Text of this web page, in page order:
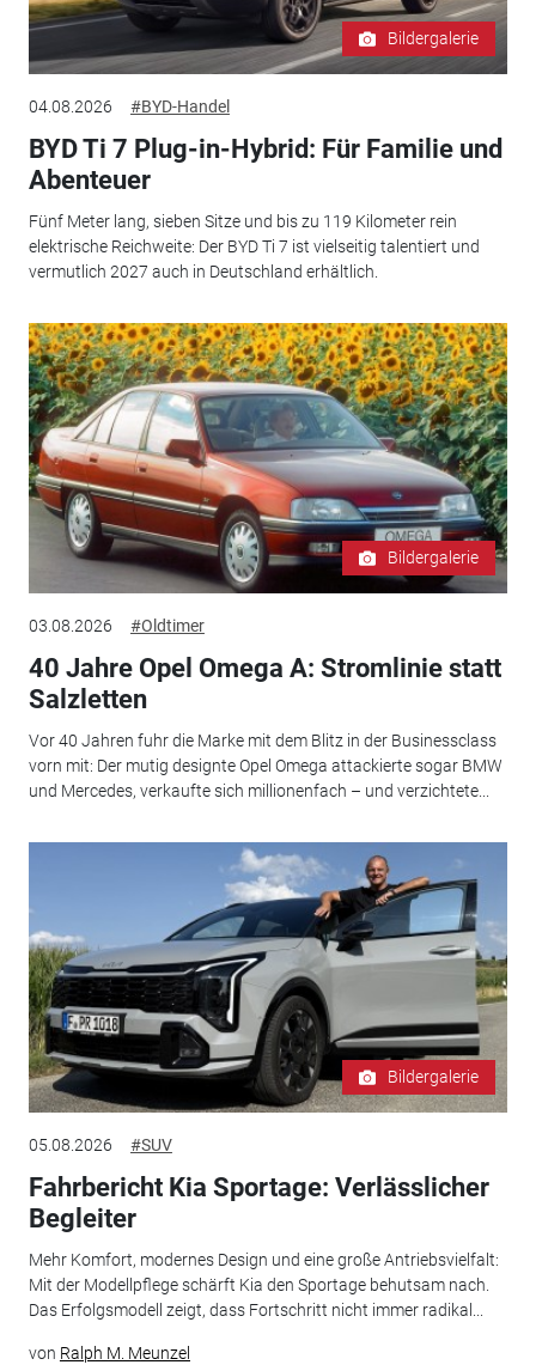
Bildergalerie
04.08.2026 #BYD-Handel
BYD Ti 7 Plug-in-Hybrid: Für Familie und
Abenteuer
Fünf Meter lang, sieben Sitze und bis zu 119 Kilometer rein
elektrische Reichweite: Der BYD Ti 7 ist vielseitig talentiert und
vermutlich 2027 auch in Deutschland erhältlich.
Bildergalerie
03.08.2026 #Oldtimer
40 Jahre Opel Omega A: Stromlinie statt
Salzletten
Vor 40 Jahren fuhr die Marke mit dem Blitz in der Businessclass
vorn mit: Der mutig designte Opel Omega attackierte sogar BMW
und Mercedes, verkaufte sich millionenfach – und verzichtete...
Bildergalerie
05.08.2026 #SUV
Fahrbericht Kia Sportage: Verlässlicher
Begleiter
Mehr Komfort, modernes Design und eine große Antriebsvielfalt:
Mit der Modellpflege schärft Kia den Sportage behutsam nach.
Das Erfolgsmodell zeigt, dass Fortschritt nicht immer radikal...
von Ralph M. Meunzel